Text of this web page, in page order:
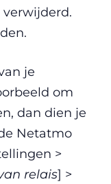
je
om
dan dien je
Netatmo
>
relais] >